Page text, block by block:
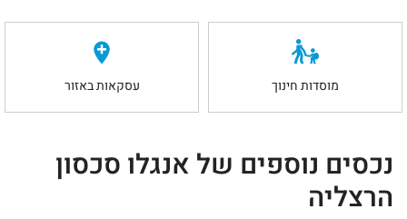
מוסדות חינוך עסקאות באזור
נכסים נוספים של אנגלו סכסון
הרצליה